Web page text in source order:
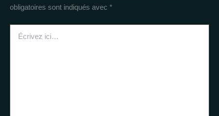
obligatoires sont indiqués avec *
ici…